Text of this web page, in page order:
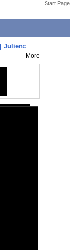
Start Page
| Julienc
More